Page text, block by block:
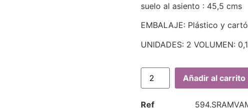
suelo al asiento : 45,5 cms
EMBALAJE: Plástico y
UNIDADES: 2 VOLUMEN:
Añadir al carrito
Ref